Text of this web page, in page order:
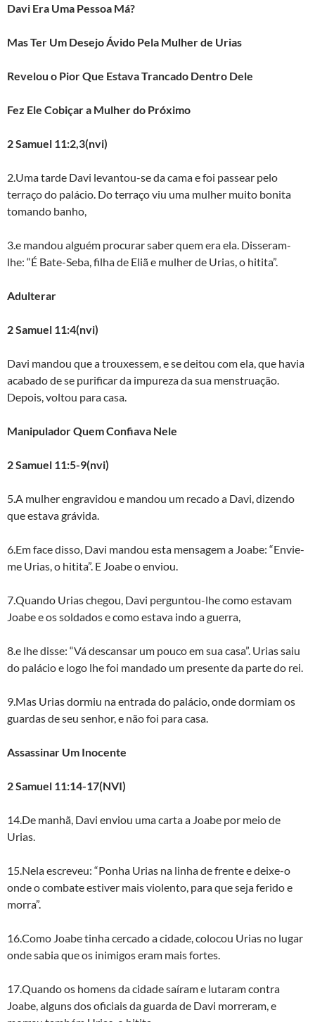
Davi Era Uma Pessoa Má?
Mas Ter Um Desejo Ávido Pela Mulher de Urias
Revelou o Pior Que Estava Trancado Dentro Dele
Fez Ele Cobiçar a Mulher do Próximo
2 Samuel 11:2,3(nvi)
2.Uma tarde Davi levantou-se da cama e foi passear pelo
terraço do palácio. Do terraço viu uma mulher muito bonita
tomando banho,
3.e mandou alguém procurar saber quem era ela. Disseram-
lhe: “É Bate-Seba, filha de Eliã e mulher de Urias, o hitita”.
Adulterar
2 Samuel 11:4(nvi)
Davi mandou que a trouxessem, e se deitou com ela, que havia
acabado de se purificar da impureza da sua menstruação.
Depois, voltou para casa.
Manipulador Quem Confiava Nele
2 Samuel 11:5-9(nvi)
5.A mulher engravidou e mandou um recado a Davi, dizendo
que estava grávida.
6.Em face disso, Davi mandou esta mensagem a Joabe: “Envie-
me Urias, o hitita”. E Joabe o enviou.
7.Quando Urias chegou, Davi perguntou-lhe como estavam
Joabe e os soldados e como estava indo a guerra,
8.e lhe disse: “Vá descansar um pouco em sua casa”. Urias saiu
do palácio e logo lhe foi mandado um presente da parte do rei.
9.Mas Urias dormiu na entrada do palácio, onde dormiam os
guardas de seu senhor, e não foi para casa.
Assassinar Um Inocente
2 Samuel 11:14-17(NVI)
14.De manhã, Davi enviou uma carta a Joabe por meio de
Urias.
15.Nela escreveu: “Ponha Urias na linha de frente e deixe-o
onde o combate estiver mais violento, para que seja ferido e
morra”.
16.Como Joabe tinha cercado a cidade, colocou Urias no lugar
onde sabia que os inimigos eram mais fortes.
17.Quando os homens da cidade saíram e lutaram contra
Joabe, alguns dos oficiais da guarda de Davi morreram, e